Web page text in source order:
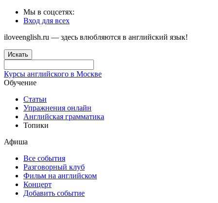
Мы в соцсетях:
Вход для всех
iloveenglish.ru — здесь влюбляются в английский язык!
Искать
Курсы английского в Москве
Обучение
Статьи
Упражнения онлайн
Английская грамматика
Топики
Афиша
Все события
Разговорный клуб
Фильм на английском
Концерт
Добавить событие